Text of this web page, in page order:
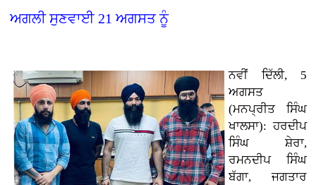
ਅਗਲੀ ਸੁਣਵਾਈ 21 ਅਗਸਤ ਨੂੰ
ਨਵੀਂ ਦਿੱਲੀ, 5
ਅਗਸਤ
(ਮਨਪ੍ਰੀਤ ਸਿੰਘ
ਖਾਲਸਾ): ਹਰਦੀਪ
ਸਿੰਘ ਸ਼ੇਰਾ,
ਰਮਨਦੀਪ ਸਿੰਘ
ਬੱਗਾ, ਜਗਤਾਰ